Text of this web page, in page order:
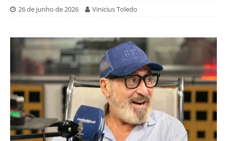
26 de junho de 2026 Vinicius Toledo